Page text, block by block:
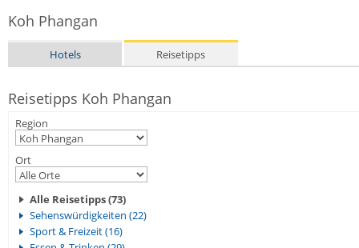
Koh Phangan
Hotels Reisetipps
Reisetipps Koh Phangan
Region
Ort
Alle Reisetipps (73)
Sehenswürdigkeiten (22)
Sport & Freizeit (16)